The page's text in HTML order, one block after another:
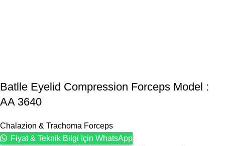
Batlle Eyelid Compression Forceps Model :
AA 3640
Chalazion & Trachoma Forceps
Fiyat & Teknik Bilgi İçin WhatsApp